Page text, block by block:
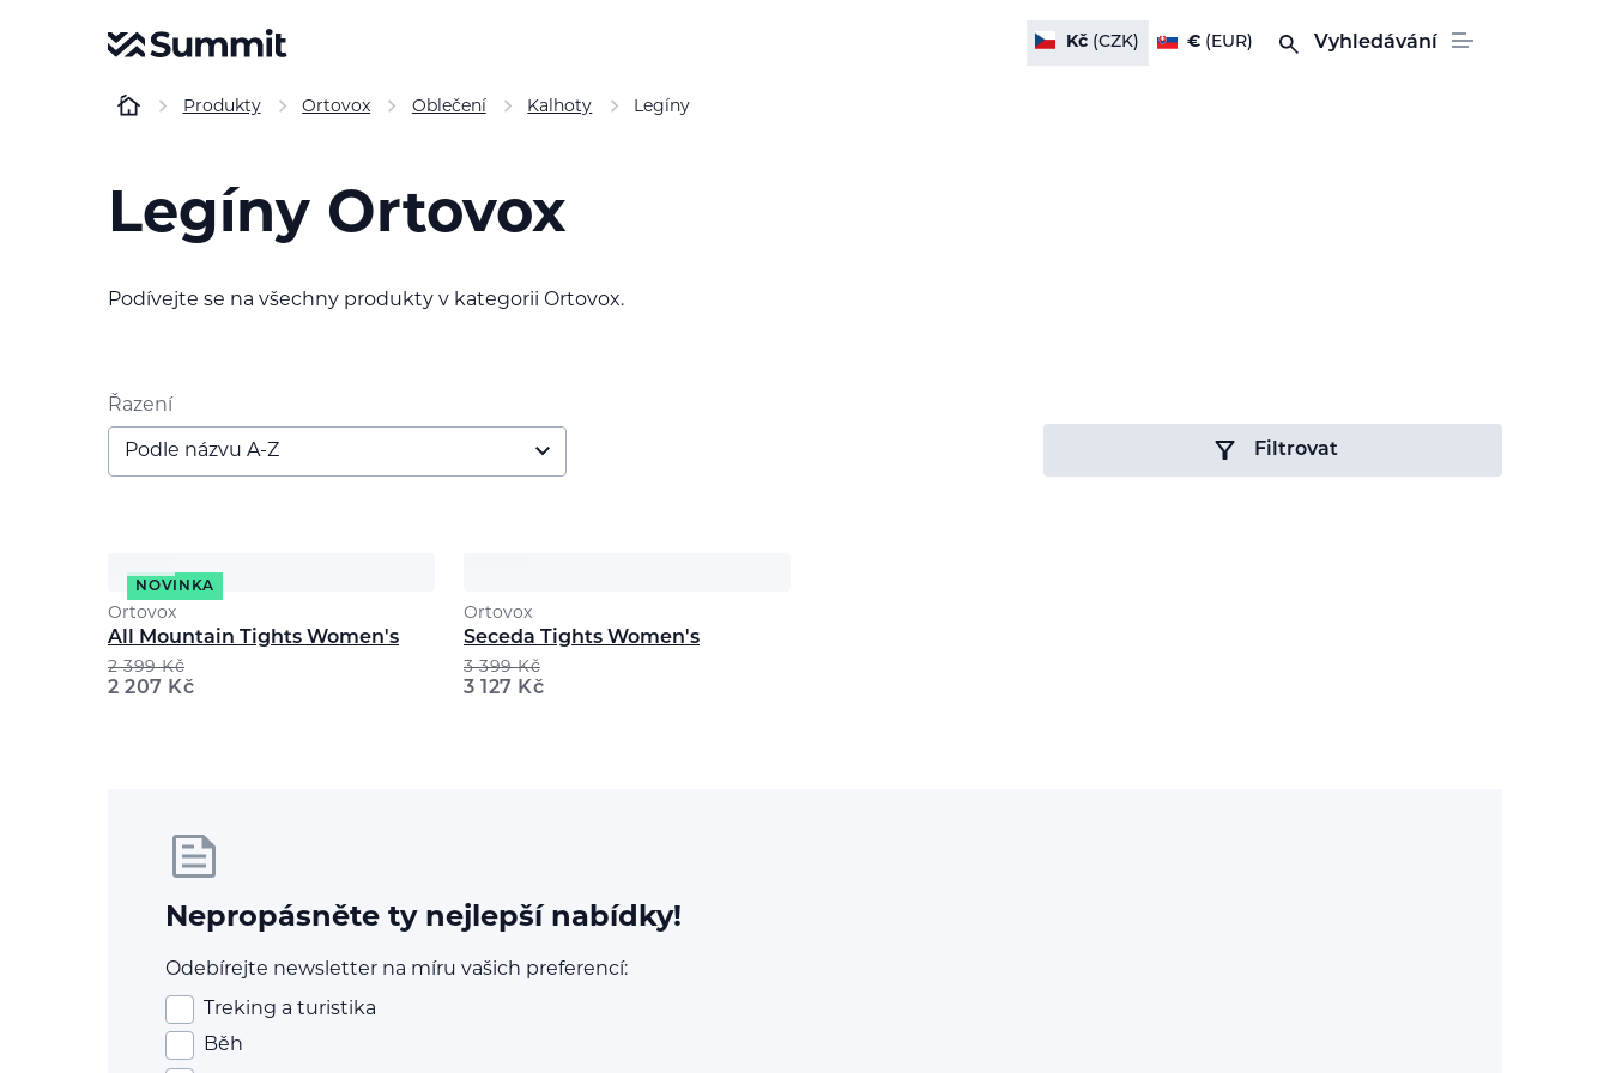
Kč(CZK) € (EUR) Vyhledávání
Produkty Ortovox Oblečení Kalhoty Legíny
Legíny Ortovox
Podívejte se na všechny produkty v kategorii Ortovox.
Řazení
Podle názvu A-Z Filtrovat
NOVINKA
Ortovox
All Mountain Tights Women's
2 399Kč
2 207 Kč
Ortovox
Seceda Tights Women's
3 399Kč
3 127 Kč
Nepropásněte ty nejlepší nabídky!
Odebírejte newsletter na míru vašich preferencí:
Treking a turistika
Běh